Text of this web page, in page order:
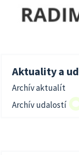
Aktuality a
Archív aktualít
Archív udalostí